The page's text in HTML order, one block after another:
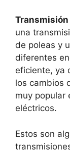
una
de poleas y
diferentes
eficiente, ya
los cambios
muy popular
eléctricos.
Estos son